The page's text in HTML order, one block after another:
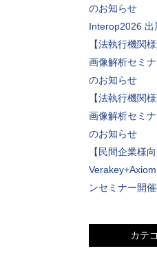
のお知らせ
Interop2026 出
【法執行機関
画像解析セミ
のお知らせ
【法執行機関
画像解析セミ
のお知らせ
【民間企業様向
ンセミナー開
カテ